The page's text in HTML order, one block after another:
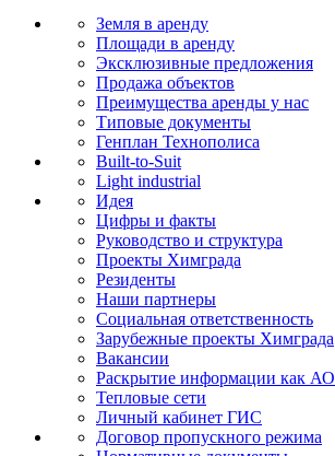
Земля в аренду
Площади в аренду
Эксклюзивные предложения
Продажа объектов
Преимущества аренды у нас
Типовые документы
Генплан Технополиса
Built-to-Suit
Light industrial
Идея
Цифры и факты
Руководство и структура
Проекты Химграда
Резиденты
Наши партнеры
Социальная ответственность
Зарубежные проекты Химграда
Вакансии
Раскрытие информации как АО
Тепловые сети
Личный кабинет ГИС
Договор пропускного режима